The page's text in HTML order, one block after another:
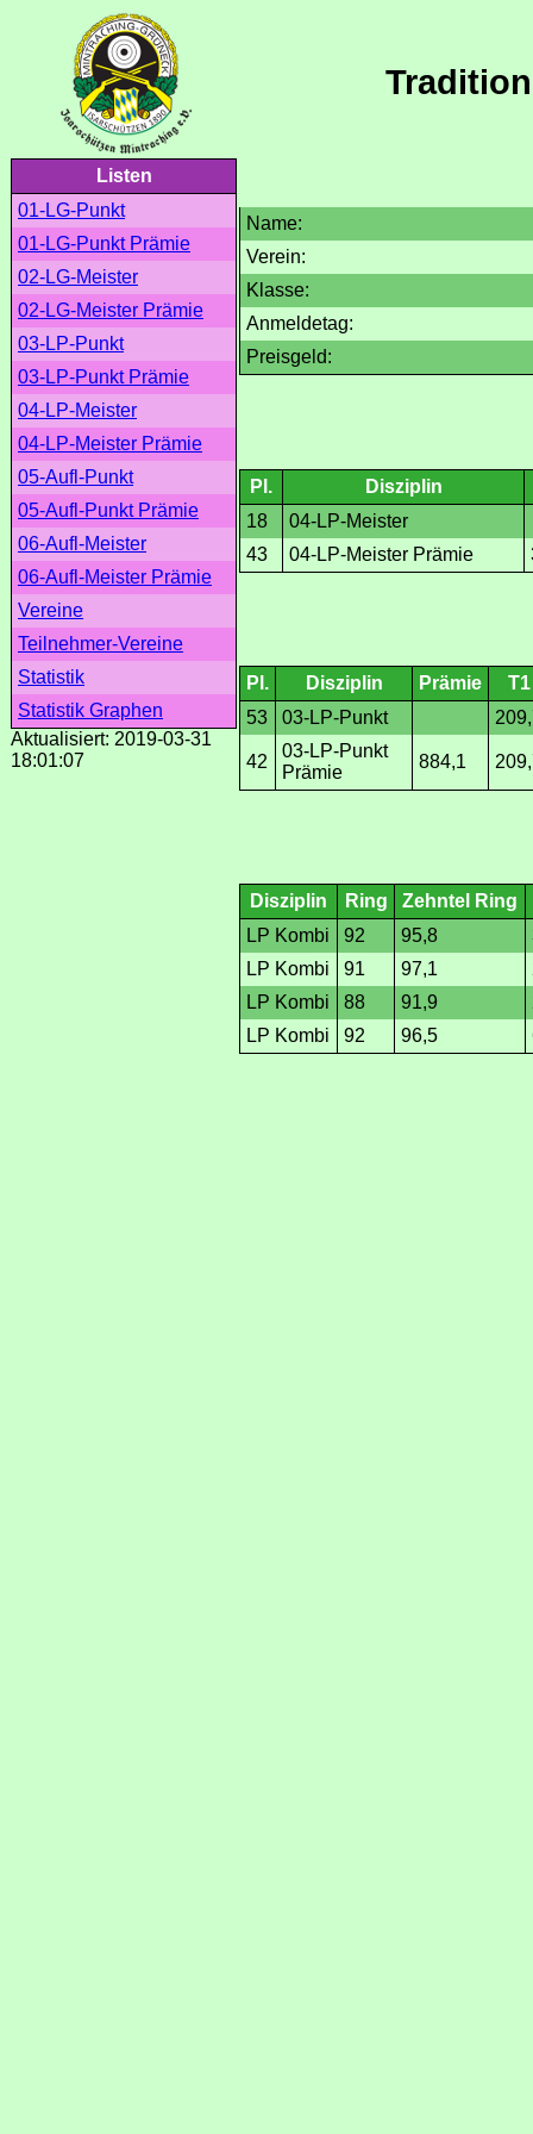
Listen
01-LG-Punkt
01-LG-Punkt Prämie
02-LG-Meister
02-LG-Meister Prämie
03-LP-Punkt
03-LP-Punkt Prämie
04-LP-Meister
04-LP-Meister Prämie
05-Aufl-Punkt
05-Aufl-Punkt Prämie
06-Aufl-Meister
06-Aufl-Meister Prämie
Vereine
Teilnehmer-Vereine
Statistik
Statistik Graphen
Aktualisiert: 2019-03-31
18:01:07
Name:
Verein:
Klasse:
Anmeldetag:
Preisgeld:
Pl.
Disziplin
18
04-LP-Meister
43
04-LP-Meister Prämie
Pl. Disziplin Prämie
T1
53
03-LP-Punkt
42
03-LP-Punkt
Prämie
884,1
Disziplin Ring Zehntel Ring
LP Kombi
92 95,8
LP Kombi
91 97,1
LP Kombi
88 91,9
LP Kombi
92 96,5